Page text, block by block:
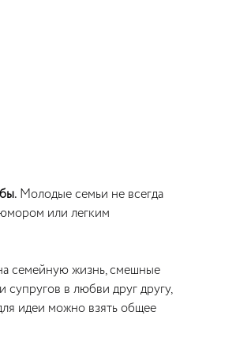
Молодые семьи не всегда
или легким
семейную жизнь, смешные
в любви друг другу,
идеи можно взять общее